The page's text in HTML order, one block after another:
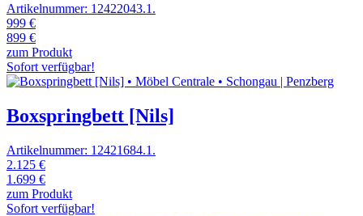
Artikelnummer: 12422043.1.
999 €
899 €
zum Produkt
Sofort verfügbar!
Boxspringbett [Nils]
Artikelnummer: 12421684.1.
2.125 €
1.699 €
zum Produkt
Sofort verfügbar!